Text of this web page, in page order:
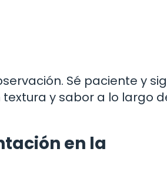
Sé paciente y
y sabor a lo largo
en la